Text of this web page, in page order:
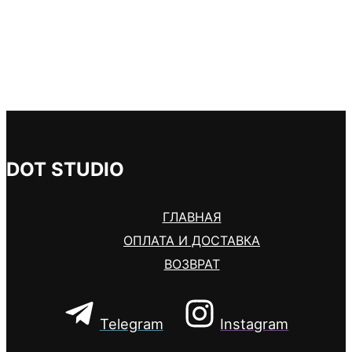
DOT STUDIO
ГЛАВНАЯ
ОПЛАТА И ДОСТАВКА
ВОЗВРАТ
Telegram Instagram